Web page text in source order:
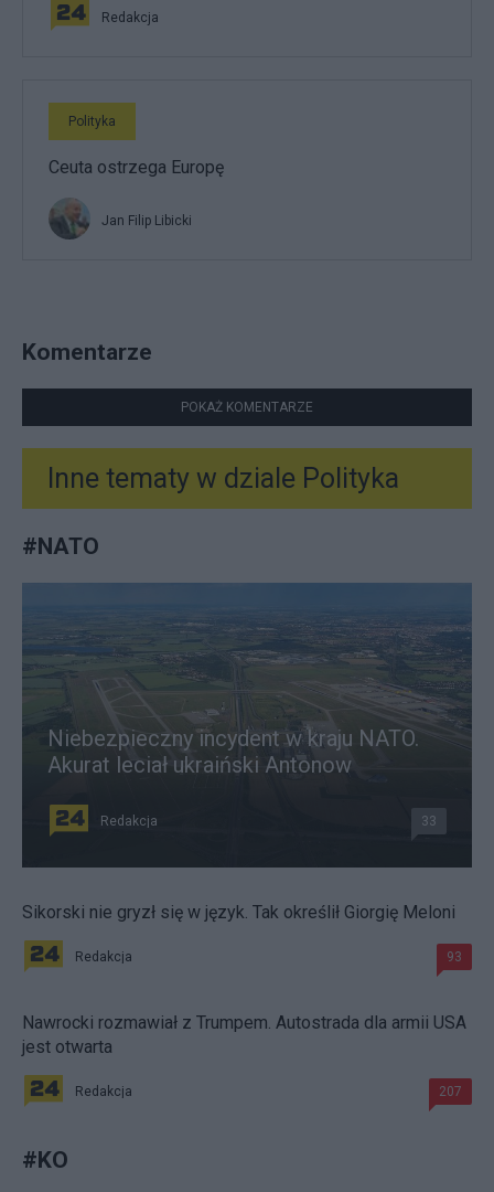
Redakcja
Polityka
Ceuta ostrzega Europę
Jan Filip Libicki
Komentarze
POKAŻ KOMENTARZE
Inne tematy w dziale Polityka
#NATO
Niebezpieczny incydent w kraju NATO.
Akurat leciał ukraiński Antonow
Redakcja 33
Sikorski nie gryzł się w język. Tak określił Giorgię Meloni
Redakcja 93
Nawrocki rozmawiał z Trumpem. Autostrada dla armii USA
jest otwarta
Redakcja 207
#KO